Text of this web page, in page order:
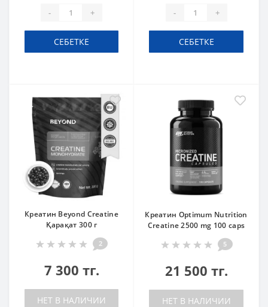
- +
СЕБЕТКЕ
- +
СЕБЕТКЕ
Креатин Beyond Creatine
Қарақат 300 г
2
7 300 тг.
НЕТ В НАЛИЧИИ
Креатин Optimum Nutrition
Creatine 2500 mg 100 caps
5
21 500 тг.
НЕТ В НАЛИЧИИ